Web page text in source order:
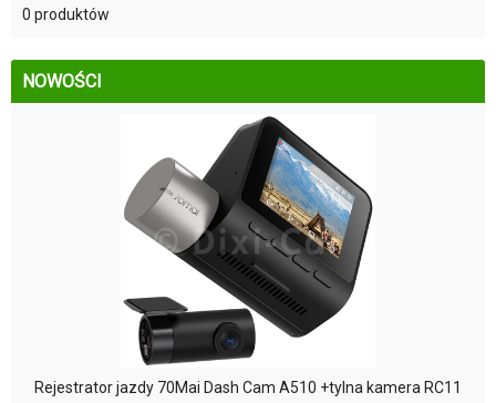
0 produktów
NOWOŚCI
Rejestrator jazdy 70Mai Dash Cam A510 +tylna kamera RC11